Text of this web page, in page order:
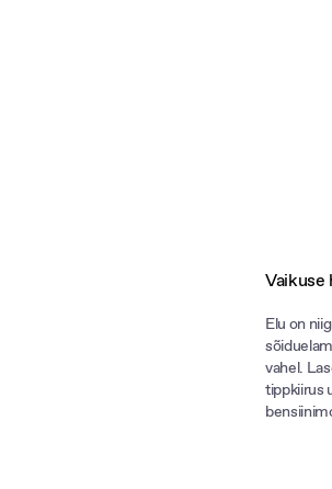
Vaikuse
Elu on
vahel.
tippkiirus